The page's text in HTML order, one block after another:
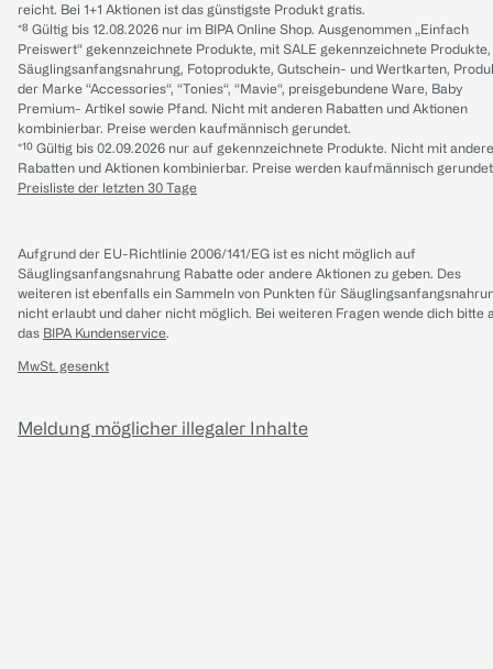
reicht. Bei 1+1 Aktionen ist das günstigste Produkt gratis.
*⁸ Gültig bis 12.08.2026 nur im BIPA Online Shop. Ausgenommen „Einfach
Preiswert“ gekennzeichnete Produkte, mit SALE gekennzeichnete Produkte,
Säuglingsanfangsnahrung, Fotoprodukte, Gutschein- und Wertkarten,
der Marke “Accessories“, “Tonies“, “Mavie“, preisgebundene Ware, Baby
Premium- Artikel sowie Pfand. Nicht mit anderen Rabatten und Aktionen
kombinierbar. Preise werden kaufmännisch gerundet.
*¹⁰ Gültig bis 02.09.2026 nur auf gekennzeichnete Produkte. Nicht mit
Rabatten und Aktionen kombinierbar. Preise werden kaufmännisch
Preisliste der letzten 30 Tage
Aufgrund der EU-Richtlinie 2006/141/EG ist es nicht möglich auf
Säuglingsanfangsnahrung Rabatte oder andere Aktionen zu geben. Des
weiteren ist ebenfalls ein Sammeln von Punkten für
nicht erlaubt und daher nicht möglich. Bei weiteren Fragen wende dich bitte
das BIPA Kundenservice.
MwSt. gesenkt
Meldung möglicher illegaler Inhalte